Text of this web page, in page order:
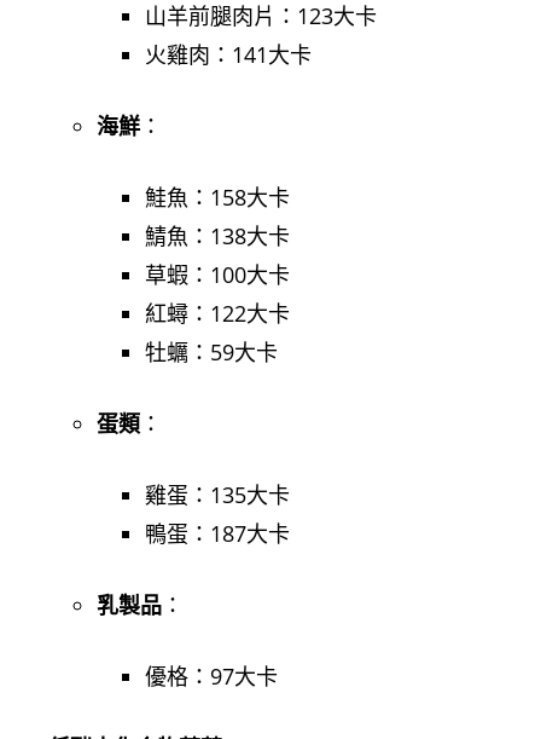
山羊前腿肉片：123大卡
火雞肉：141大卡
海鮮 ：
鮭魚：158大卡
鯖魚：138大卡
草蝦：100大卡
紅蟳：122大卡
牡蠣：59大卡
蛋類 ：
雞蛋：135大卡
鴨蛋：187大卡
乳製品 ：
優格：97大卡